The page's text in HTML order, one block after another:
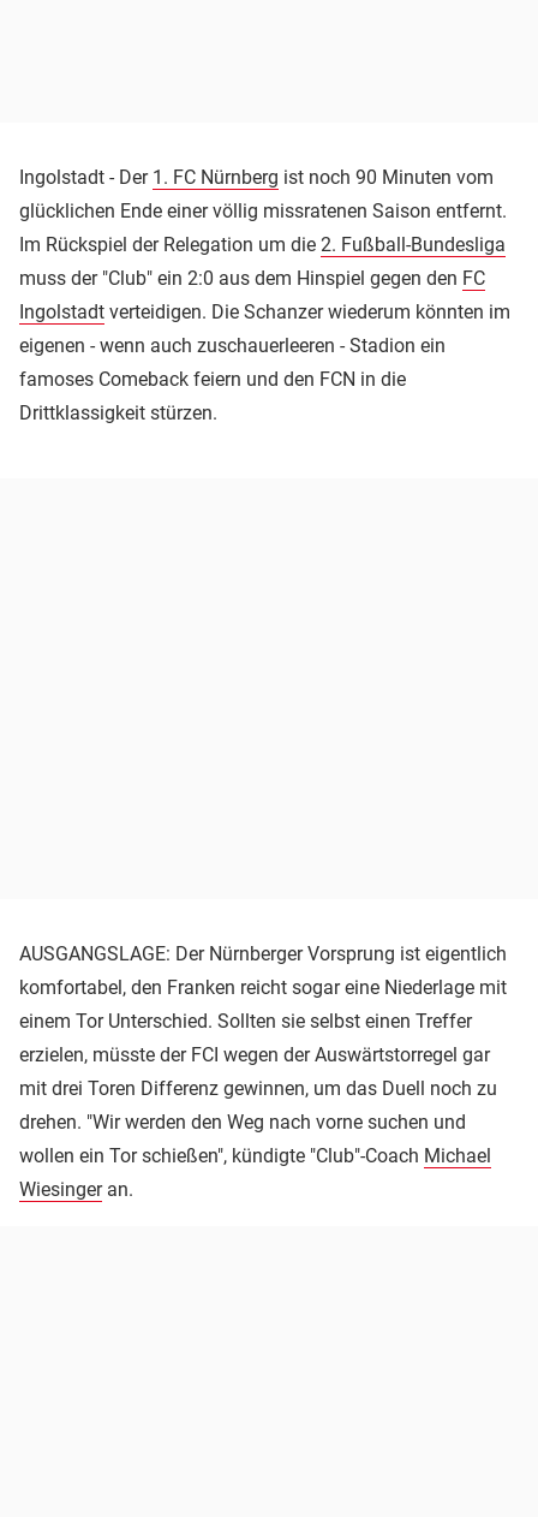
Ingolstadt - Der 1. FC Nürnberg ist noch 90 Minuten vom
glücklichen Ende einer völlig missratenen Saison entfernt.
Im Rückspiel der Relegation um die 2. Fußball-Bundesliga
muss der "Club" ein 2:0 aus dem Hinspiel gegen den FC
Ingolstadt verteidigen. Die Schanzer wiederum könnten im
eigenen - wenn auch zuschauerleeren - Stadion ein
famoses Comeback feiern und den FCN in die
Drittklassigkeit stürzen.
AUSGANGSLAGE: Der Nürnberger Vorsprung ist eigentlich
komfortabel, den Franken reicht sogar eine Niederlage mit
einem Tor Unterschied. Sollten sie selbst einen Treffer
erzielen, müsste der FCI wegen der Auswärtstorregel gar
mit drei Toren Differenz gewinnen, um das Duell noch zu
drehen. "Wir werden den Weg nach vorne suchen und
wollen ein Tor schießen", kündigte "Club"-Coach Michael
Wiesingeran.